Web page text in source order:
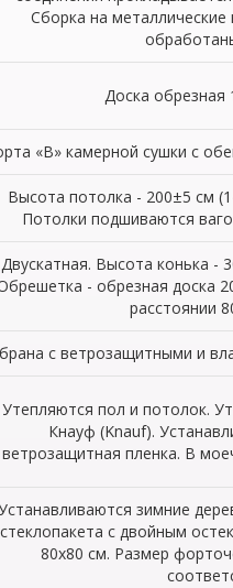
Сборка на металлические
Доска обрезная
«В» камерной сушки с
Высота потолка - 200±5 см
Потолки подшиваются
Двускатная. Высота конька -
- обрезная доска
расстоянии
с ветрозащитными и
Утепляются пол и потолок.
Кнауф (Knauf).
ветрозащитная пленка. В
зимние
стеклопакета с двойным
80х80 см. Размер